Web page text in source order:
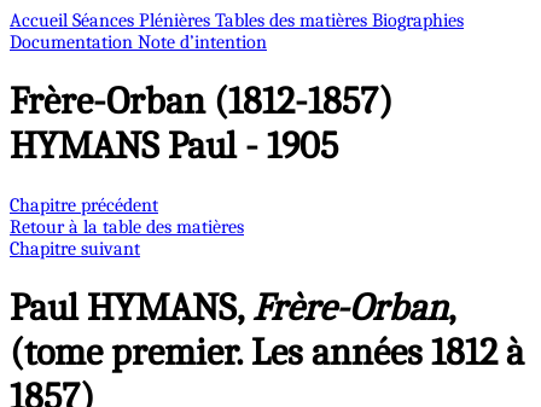
Accueil Séances Plénières Tables des matières Biographies
Documentation Note d’intention
Frère-Orban (1812-1857)
HYMANS Paul - 1905
Chapitre précédent
Retour à la table des matières
Chapitre suivant
Paul HYMANS,Frère-Orban,
(tome premier. Les années 1812 à
1857)